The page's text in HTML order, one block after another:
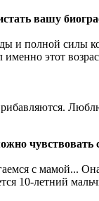
вашу
и полной силы
этот
чувствовать
с мамой...
10-летний